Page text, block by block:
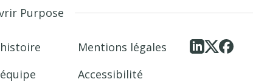
Purpose
Mentions légales
Accessibilité